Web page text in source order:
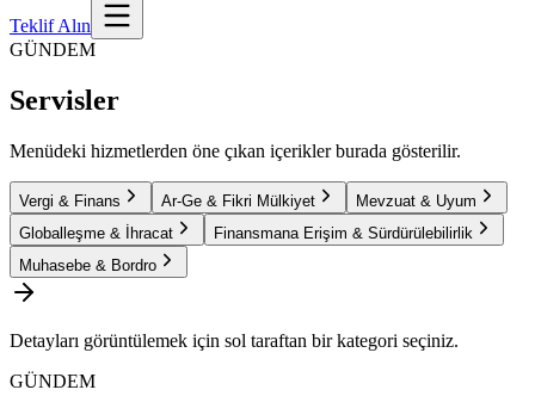
Teklif Alın
GÜNDEM
Servisler
Menüdeki hizmetlerden öne çıkan içerikler burada gösterilir.
Vergi & Finans Ar-Ge & Fikri Mülkiyet
Mevzuat & Uyum
Globalleşme & İhracat
Finansmana Erişim & Sürdürülebilirlik
Muhasebe & Bordro
Detayları görüntülemek için sol taraftan bir kategori seçiniz.
GÜNDEM